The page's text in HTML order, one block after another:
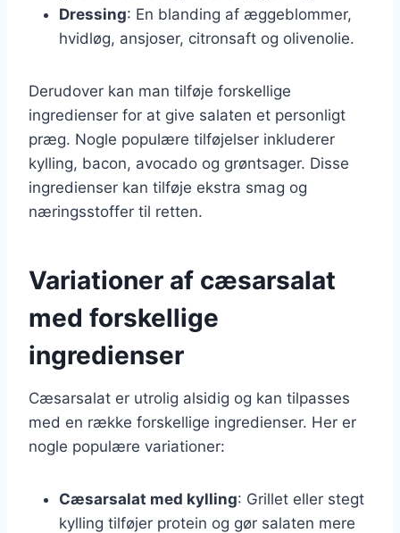
Dressing: En blanding af æggeblommer,
hvidløg, ansjoser, citronsaft og olivenolie.
Derudover kan man tilføje forskellige
ingredienser for at give salaten et personligt
præg. Nogle populære tilføjelser inkluderer
kylling, bacon, avocado og grøntsager. Disse
ingredienser kan tilføje ekstra smag og
næringsstoffer til retten.
Variationer af cæsarsalat
med forskellige
ingredienser
Cæsarsalat er utrolig alsidig og kan tilpasses
med en række forskellige ingredienser. Her er
nogle populære variationer:
Cæsarsalat med kylling: Grillet eller stegt
kylling tilføjer protein og gør salaten mere